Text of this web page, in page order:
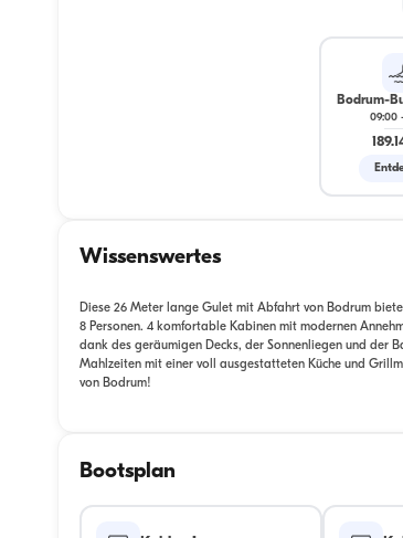
Bodrum-
09:00
Wissenswertes
Diese 26 Meter lange Gulet mit Abfahrt von Bodrum
8 Personen. 4 komfortable Kabinen mit modernen
dank des geräumigen Decks, der Sonnenliegen und der
Mahlzeiten mit einer voll ausgestatteten Küche und
von Bodrum!
Bootsplan